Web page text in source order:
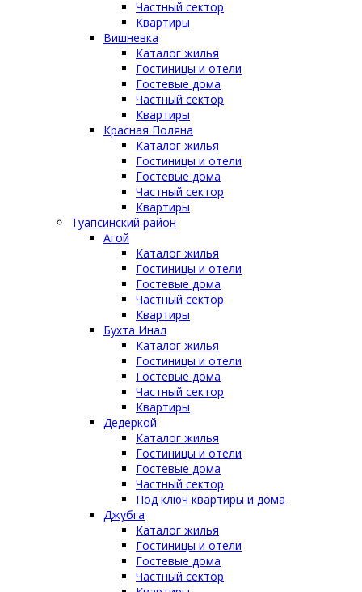
Частный сектор
Квартиры
Вишневка
Каталог жилья
Гостиницы и отели
Гостевые дома
Частный сектор
Квартиры
Красная Поляна
Каталог жилья
Гостиницы и отели
Гостевые дома
Частный сектор
Квартиры
Туапсинский район
Агой
Каталог жилья
Гостиницы и отели
Гостевые дома
Частный сектор
Квартиры
Бухта Инал
Каталог жилья
Гостиницы и отели
Гостевые дома
Частный сектор
Квартиры
Дедеркой
Каталог жилья
Гостиницы и отели
Гостевые дома
Частный сектор
Под ключ квартиры и дома
Джубга
Каталог жилья
Гостиницы и отели
Гостевые дома
Частный сектор